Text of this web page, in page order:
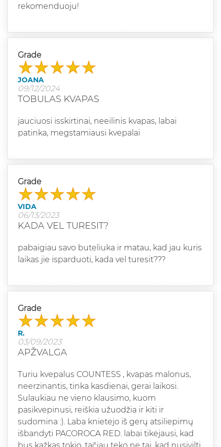
rekomenduoju!
Grade
JOANA
09/12/2024
TOBULAS KVAPAS
jauciuosi isskirtinai, neeilinis kvapas, labai
patinka, megstamiausi kvepalai
Grade
VIDA
06/13/2023
KADA VEL TURESIT?
pabaigiau savo buteliuka ir matau, kad jau kuris
laikas jie isparduoti, kada vel turesit???
Grade
R.
03/09/2023
APŽVALGA
Turiu kvepalus COUNTESS , kvapas malonus,
neerzinantis, tinka kasdienai, gerai laikosi.
Sulaukiau ne vieno klausimo, kuom
pasikvepinusi, reiškia užuodžia ir kiti ir
sudomina :). Laba knietėjo iš gerų atsiliepimų
išbandyti PACOROCA RED. labai tikėjausi, kad